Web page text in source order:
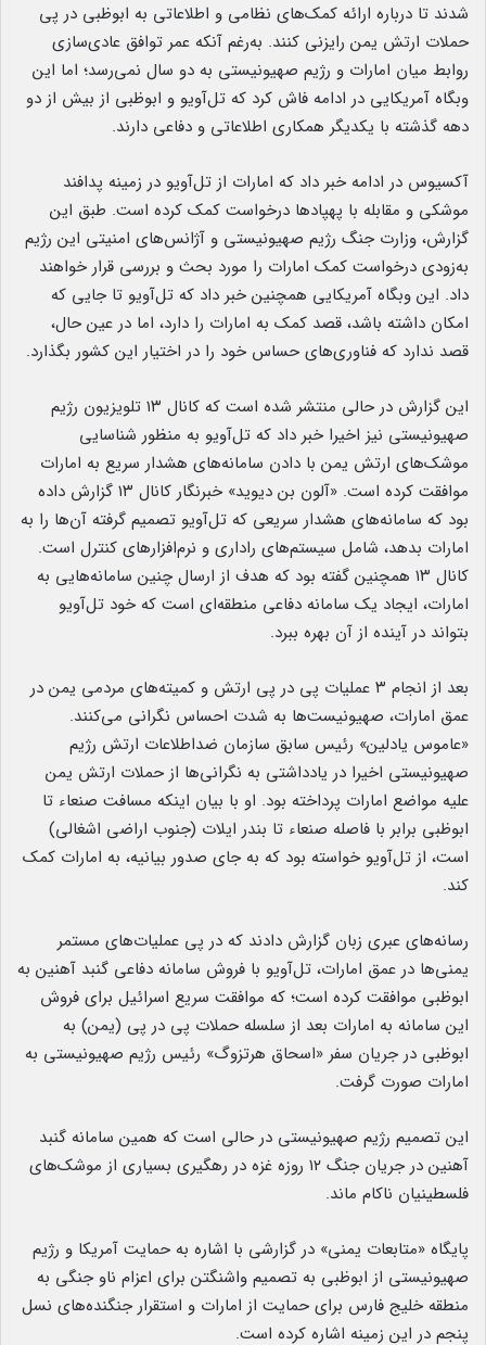
شدند تا درباره ارائه‌ کمک‌های نظامی و اطلاعاتی به ابوظبی در پی
حملات ارتش یمن رایزنی کنند. به‌رغم آنکه عمر توافق عاد‌ی‌سازی
روابط میان امارات و رژیم صهیونیستی به دو سال نمی‌رسد؛ اما این
وبگاه آمریکایی در ادامه فاش کرد که تل‌آویو و ابوظبی از بیش از دو
دهه گذشته با یکدیگر همکاری اطلاعاتی و دفاعی دارند.
آکسیوس در ادامه خبر داد که امارات از تل‌آویو در زمینه پدافند
موشکی و مقابله با پهپادها درخواست کمک کرده است. طبق این
گزارش، وزارت جنگ رژیم صهیونیستی و آژانس‌های امنیتی این رژیم
به‌زودی درخواست کمک امارات را مورد بحث و بررسی قرار خواهند
داد. این وبگاه آمریکایی همچنین خبر داد که تل‌آویو تا جایی که
امکان داشته باشد، قصد کمک به امارات را دارد، اما در عین حال،
قصد ندارد که فناوری‌های حساس خود را در اختیار این کشور بگذارد.
این گزارش در حالی منتشر شده است که کانال ۱۳ تلویزیون رژیم
صهیونیستی نیز اخیرا خبر داد که تل‌آویو به منظور شناسایی
موشک‌های ارتش یمن با دادن سامانه‌های هشدار سریع به امارات
موافقت کرده است. «آلون بن دیوید» خبرنگار کانال ۱۳ گزارش داده
بود که سامانه‌های هشدار سریعی که تل‌آویو تصمیم گرفته آن‌ها را به
امارات بدهد، شامل سیستم‌های راداری و نرم‌افزارهای کنترل است.
کانال ۱۳ همچنین گفته بود که هدف از ارسال چنین سامانه‌هایی به
امارات، ایجاد یک سامانه دفاعی منطقه‌ای است که خود تل‌آویو
بتواند در آینده از آن بهره ببرد.
بعد از انجام ۳ عملیات پی در پی ارتش و کمیته‌های مردمی یمن در
عمق امارات، صهیونیست‌ها به شدت احساس نگرانی می‌کنند.
«عاموس یادلین» رئیس سابق سازمان ضداطلاعات ارتش رژیم
صهیونیستی اخیرا در یادداشتی به نگرانی‌ها از حملات ارتش یمن
علیه مواضع امارات پرداخته بود. او با بیان اینکه مسافت صنعاء تا
ابوظبی برابر با فاصله صنعاء تا بندر ایلات (جنوب اراضی اشغالی)
است، از تل‌آویو خواسته بود که به جای صدور بیانیه، به امارات کمک
کند.
رسانه‌های عبری زبان گزارش دادند که در پی عملیات‌های مستمر
یمنی‌ها در عمق امارات، تل‌آویو با فروش سامانه دفاعی گنبد آهنین به
ابوظبی موافقت کرده است؛ که موافقت سریع اسرائیل برای فروش
این سامانه به امارات بعد از سلسله حملات پی در پی (یمن) به
ابوظبی در جریان سفر «اسحاق هرتزوگ» رئیس رژیم صهیونیستی به
امارات صورت گرفت.
این تصمیم رژیم صهیونیستی در حالی است که همین سامانه گنبد
آهنین در جریان جنگ ۱۲ روزه غزه در رهگیری بسیاری از موشک‌های
فلسطینیان ناکام ماند.
پایگاه «متابعات یمنی» در گزارشی با اشاره به حمایت آمریکا و رژیم
صهیونیستی از ابوظبی به تصمیم واشنگتن برای اعزام ناو جنگی به
منطقه خلیج فارس برای حمایت از امارات و استقرار جنگنده‌های نسل
پنجم در این زمینه اشاره کرده است.